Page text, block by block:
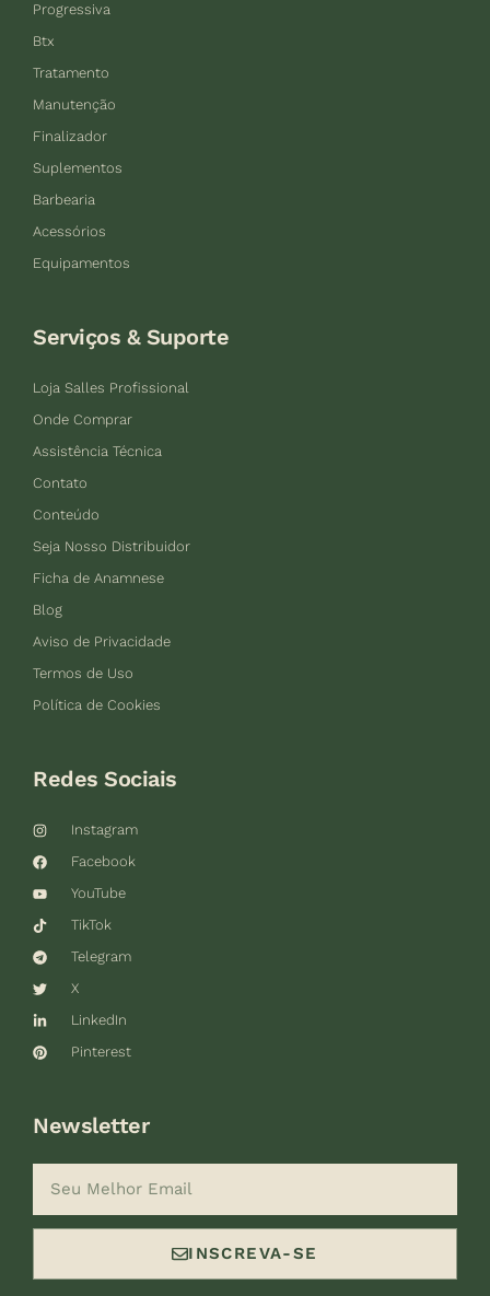
Progressiva
Btx
Tratamento
Manutenção
Finalizador
Suplementos
Barbearia
Acessórios
Equipamentos
Serviços & Suporte
Loja Salles Profissional
Onde Comprar
Assistência Técnica
Contato
Conteúdo
Seja Nosso Distribuidor
Ficha de Anamnese
Blog
Aviso de Privacidade
Termos de Uso
Política de Cookies
Redes Sociais
Instagram
Facebook
YouTube
TikTok
Telegram
X
LinkedIn
Pinterest
Newsletter
INSCREVA-SE